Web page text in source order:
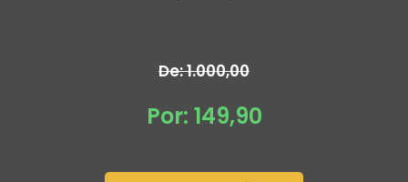
De: 1.000,00
Por: 149,90